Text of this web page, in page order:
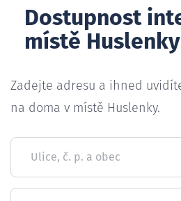
Dostupnost
místě Huslenky
Zadejte adresu a ihned
na doma v místě Huslenky.
Ulice, č. p. a obec